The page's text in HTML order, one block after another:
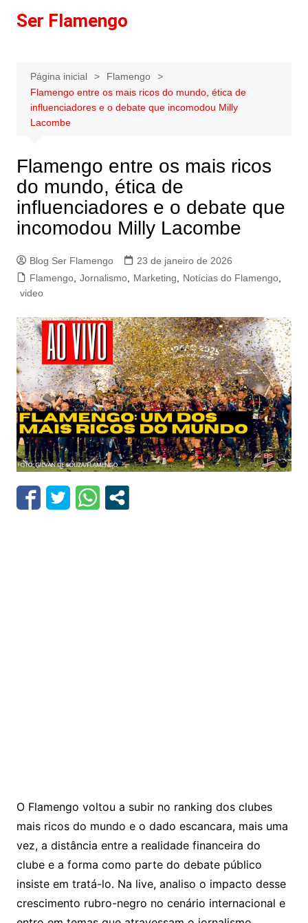
paraSer Flamengo
Página inicial
Flamengo
Flamengo entre os mais ricos do mundo, ética de
influenciadores e o debate que incomodou Milly
Lacombe
Flamengo entre os mais ricos
do mundo, ética de
influenciadores e o debate que
incomodou Milly Lacombe
Blog Ser Flamengo
23 de janeiro de 2026
Flamengo, Jornalismo, Marketing Notícias do Flamengo,
video
O Flamengo voltou a subir no ranking dos clubes
mais ricos do mundo e o dado escancara, mais uma
vez, a distância entre a realidade financeira do
clube e a forma como parte do debate público
insiste em tratá-lo. Na live, analiso o impacto desse
crescimento rubro-negro no cenário internacional e